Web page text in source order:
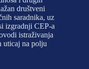
društveni
saradnika, uz
izgradnji CEP-a
istraživanja
uticaj na polju